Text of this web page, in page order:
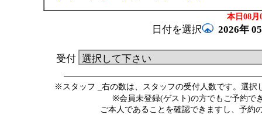
本日08月
日付を選択 2026年
受付
※スタッフ _右の数は、スタッフの受付人数です。選
※会員未登録(ゲスト)の方でもご予約で
ご本人であることを確認できますし、予約